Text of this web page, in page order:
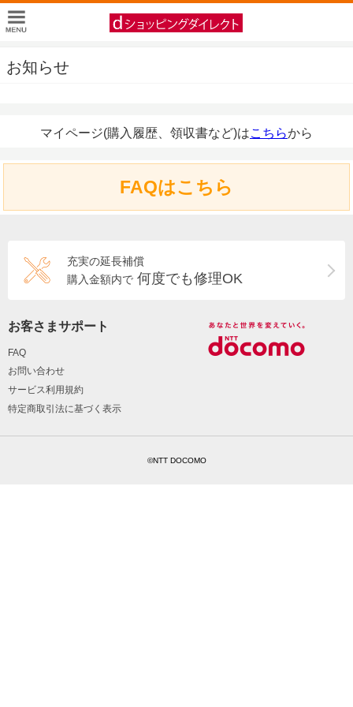
お知らせ
マイページ(購入履歴、領収書など)はこちらから
FAQはこちら
充実の延長補償
購入金額内で 何度でも修理OK
お客さまサポート
FAQ
お問い合わせ
サービス利用規約
特定商取引法に基づく表示
©NTT DOCOMO